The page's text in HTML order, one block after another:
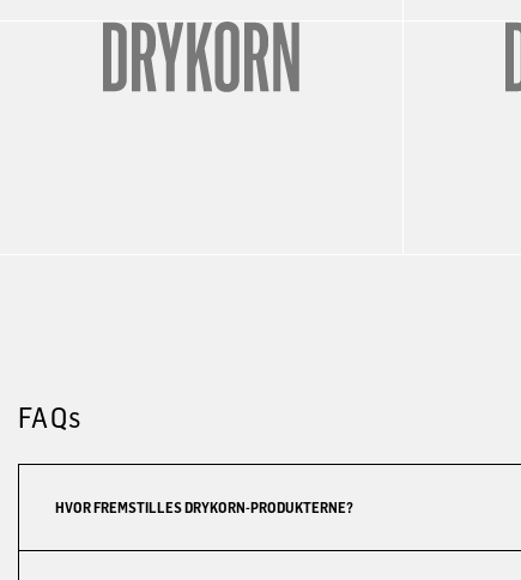
FAQs
HVOR FREMSTILLES DRYKORN-PRODUKTERNE?